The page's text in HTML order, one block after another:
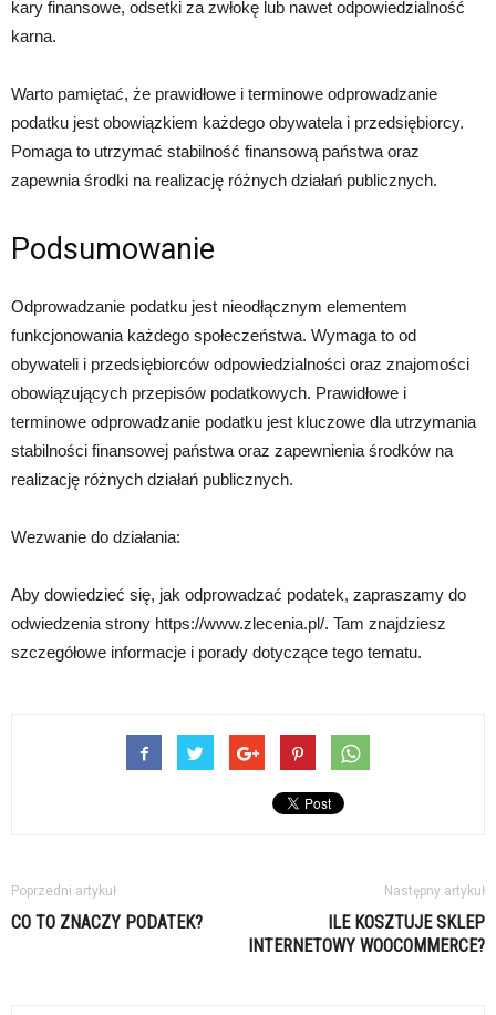
kary finansowe, odsetki za zwłokę lub nawet odpowiedzialność
karna.
Warto pamiętać, że prawidłowe i terminowe odprowadzanie
podatku jest obowiązkiem każdego obywatela i przedsiębiorcy.
Pomaga to utrzymać stabilność finansową państwa oraz
zapewnia środki na realizację różnych działań publicznych.
Podsumowanie
Odprowadzanie podatku jest nieodłącznym elementem
funkcjonowania każdego społeczeństwa. Wymaga to od
obywateli i przedsiębiorców odpowiedzialności oraz znajomości
obowiązujących przepisów podatkowych. Prawidłowe i
terminowe odprowadzanie podatku jest kluczowe dla utrzymania
stabilności finansowej państwa oraz zapewnienia środków na
realizację różnych działań publicznych.
Wezwanie do działania:
Aby dowiedzieć się, jak odprowadzać podatek, zapraszamy do
odwiedzenia strony https://www.zlecenia.pl/. Tam znajdziesz
szczegółowe informacje i porady dotyczące tego tematu.
Poprzedni artykuł
CO TO ZNACZY PODATEK?
Następny artykuł
ILE KOSZTUJE SKLEP
INTERNETOWY WOOCOMMERCE?